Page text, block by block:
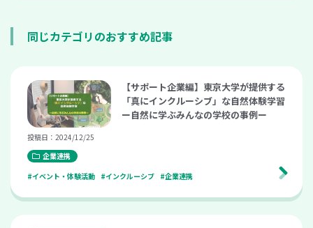
同じカテゴリのおすすめ記事
【サポート企業編】東京大学が提供する
「真にインクルーシブ」な自然体験学習
ー自然に学ぶみんなの学校の事例ー
投稿日：2024/12/25
企業連携
#イベント・体験活動
#インクルーシブ #企業連携